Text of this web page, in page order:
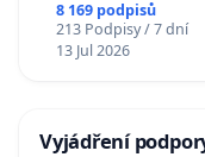
Charles University
8 169 podpisů
213 Podpisy / 7 dní
13 Jul 2026
Vyjádření